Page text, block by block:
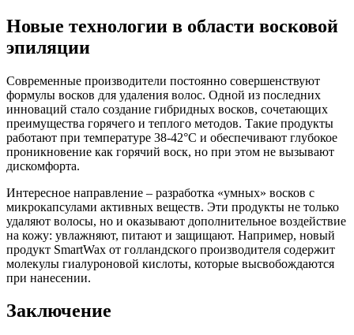
Новые технологии в области восковой
эпиляции
Современные производители постоянно совершенствуют
формулы восков для удаления волос. Одной из последних
инноваций стало создание гибридных восков, сочетающих
преимущества горячего и теплого методов. Такие продукты
работают при температуре 38-42°C и обеспечивают глубокое
проникновение как горячий воск, но при этом не вызывают
дискомфорта.
Интересное направление – разработка «умных» восков с
микрокапсулами активных веществ. Эти продукты не только
удаляют волосы, но и оказывают дополнительное воздействие
на кожу: увлажняют, питают и защищают. Например, новый
продукт SmartWax от голландского производителя содержит
молекулы гиалуроновой кислоты, которые высвобождаются
при нанесении.
Заключение